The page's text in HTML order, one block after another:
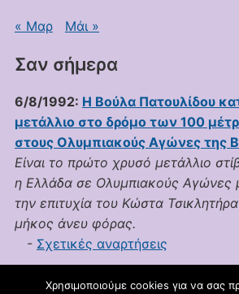
« Μαρ Μάι »
Σαν σήμερα
6/8/1992: Η Βούλα Πατουλίδου
μετάλλιο στο δρόμο των 100
στους Ολυμπιακούς Αγώνες της
Είναι το πρώτο χρυσό μετάλλιο
η Ελλάδα σε Ολυμπιακούς Αγώνες
την επιτυχία του Κώστα
μήκος άνευ φόρας.
- Σχετικές αναρτήσεις
Χρησιμοποιούμε cookies για να σας